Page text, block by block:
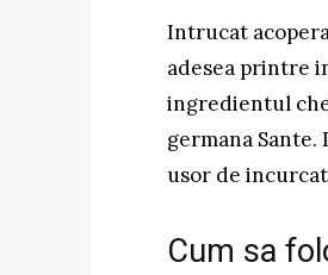
Intrucat
adesea printre
ingredientul
germana Sante.
usor de
Cum sa